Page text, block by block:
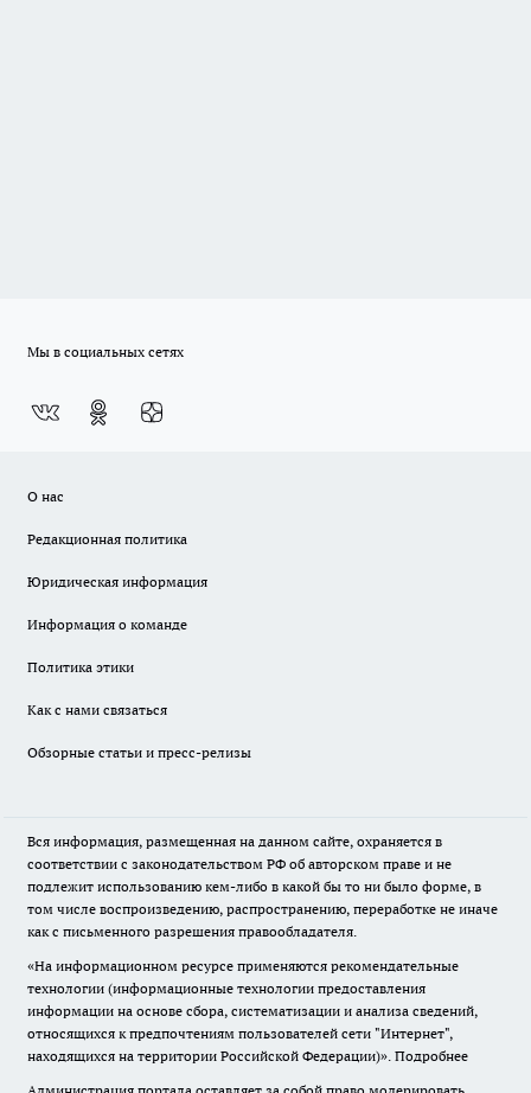
Мы в социальных сетях
О нас
Редакционная политика
Юридическая информация
Информация о команде
Политика этики
Как с нами связаться
Обзорные статьи и пресс-релизы
Вся информация, размещенная на данном сайте, охраняется в
соответствии с законодательством РФ об авторском праве и не
подлежит использованию кем-либо в какой бы то ни было форме, в
том числе воспроизведению, распространению, переработке не иначе
как с письменного разрешения правообладателя.
«На информационном ресурсе применяются рекомендательные
технологии (информационные технологии предоставления
информации на основе сбора, систематизации и анализа сведений,
относящихся к предпочтениям пользователей сети "Интернет",
находящихся на территории Российской Федерации)». Подробнее